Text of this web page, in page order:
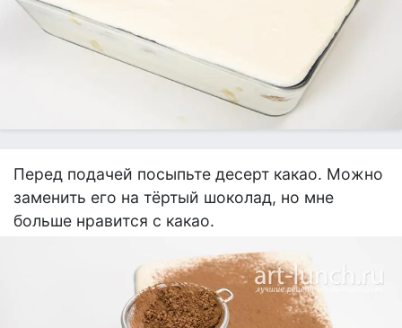
Перед подачей посыпьте десерт какао. Можно
заменить его на тёртый шоколад, но мне
больше нравится с какао.